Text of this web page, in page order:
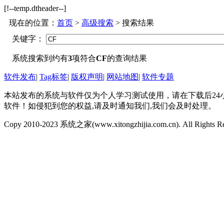
[!--temp.dtheader--]
现在的位置： 首页 > 高级搜索 > 搜索结果
关键字：
系统搜索到约有3项符合CF的查询结果
软件发布| Tag标签| 版权声明| 网站地图| 软件专题
本站发布的系统与软件仅为个人学习测试使用，请在下载后
软件！如侵犯到您的权益,请及时通知我们,我们会及时处理。
Copy 2010-2023 系统之家(www.xitongzhijia.com.cn). All Rights